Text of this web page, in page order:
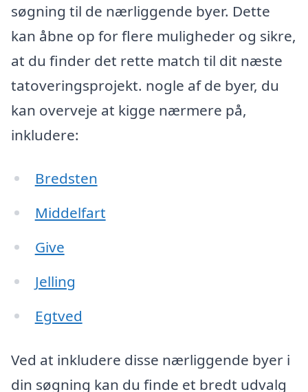
søgning til de nærliggende byer. Dette
kan åbne op for flere muligheder og sikre,
at du finder det rette match til dit næste
tatoveringsprojekt. nogle af de byer, du
kan overveje at kigge nærmere på,
inkludere:
Bredsten
Middelfart
Give
Jelling
Egtved
Ved at inkludere disse nærliggende byer i
din søgning kan du finde et bredt udvalg